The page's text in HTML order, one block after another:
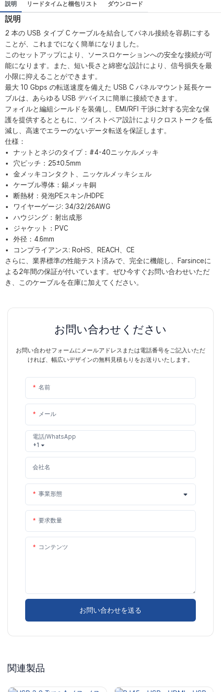
説明 リードタイムと梱包リスト ダウンロード
説明
2 本の USB タイプ C ケーブルを結合してパネル接続を容易にする
ことが、これまでになく簡単になりました。
このセットアップにより、ソースロケーションへの安全な接続が可
能になります。また、短い長さと綿密な設計により、信号損失を最
小限に抑えることができます。
最大 10 Gbps の転送速度を備えた USB C パネルマウント延長ケー
ブルは、あらゆる USB デバイスに簡単に接続できます。
フォイルと編組シールドを装備し、EMI/RFI 干渉に対する完全な保
護を提供するとともに、ツイストペア設計によりクロストークを低
減し、高速でエラーのないデータ転送を保証します。
仕様：
ナットとネジのタイプ：#4-40ニッケルメッキ
穴ピッチ：25±0.5mm
金メッキコンタクト、ニッケルメッキシェル
ケーブル導体：錫メッキ銅
断熱材：発泡PEスキン/HDPE
ワイヤーゲージ: 34/32/26AWG
ハウジング：射出成形
ジャケット：PVC
外径：4.6mm
コンプライアンス: RoHS、REACH、CE
さらに、業界標準の性能テスト済みで、完全に機能し、Farsinceに
よる2年間の保証が付いています。ぜひ今すぐお問い合わせいただ
き、このケーブルを在庫に加えてください。
お問い合わせください
お問い合わせフォームにメールアドレスまたは電話番号をご記入いただ
ければ、幅広いデザインの無料見積もりをお送りいたします。
名前
メール
+1
電話/WhatsApp
会社名
事業形態
要求数量
コンテンツ
お問い合わせを送る
関連製品